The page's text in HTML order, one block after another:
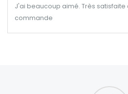
J'ai beaucoup aimé. Très
commande